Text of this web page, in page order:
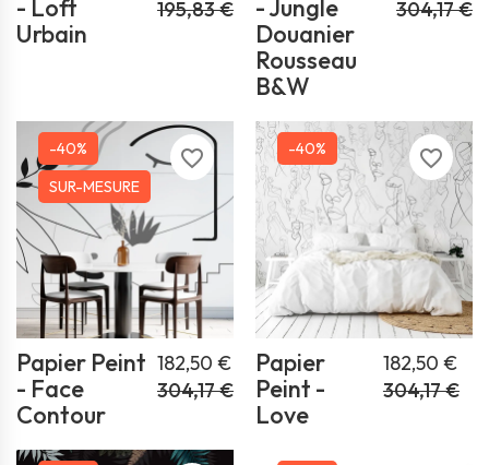
- Loft
Urbain
195,83 €
- Jungle
Douanier
Rousseau
B&W
304,17 €
favorite_border
Papier Peint
- Face
Contour
182,50 €
304,17 €
-40%
SUR-MESURE
favorite_border
Papier
Peint -
Love
182,50 €
304,17 €
-40%